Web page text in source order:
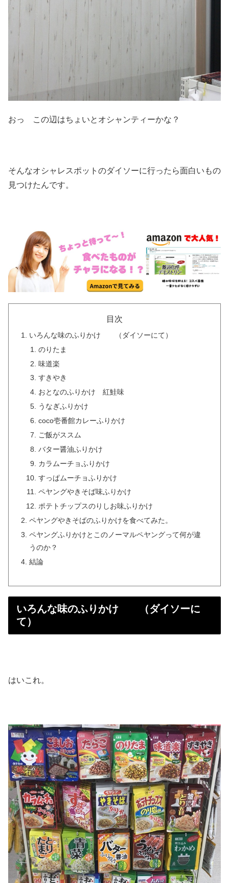
おっ この辺はちょいとオシャンティーかな？
そんなオシャレスポットのダイソーに行ったら面白いもの
見つけたんです。
目次
いろんな味のふりかけ （ダイソーにて）
のりたま
味道楽
すきやき
おとなのふりかけ 紅鮭味
うなぎふりかけ
coco壱番館カレーふりかけ
ご飯がススム
バター醤油ふりかけ
カラムーチョふりかけ
すっぱムーチョふりかけ
ペヤングやきそば味ふりかけ
ポテトチップスのりしお味ふりかけ
ペヤングやきそばのふりかけを食べてみた。
ペヤングふりかけとこのノーマルペヤングって何が違
うのか？
結論
いろんな味のふりかけ （ダイソーに
て）
はいこれ。